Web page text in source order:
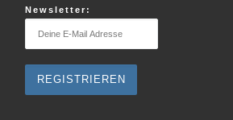
Newsletter: